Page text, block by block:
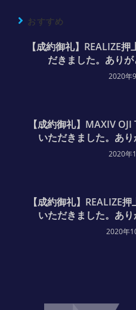
おすすめ
【成約御礼】REALIZE
だきました。ありが
2020年
【成約御礼】MAXIV
いただきました。あり
2020年
【成約御礼】REALIZE
いただきました。あり
2020年